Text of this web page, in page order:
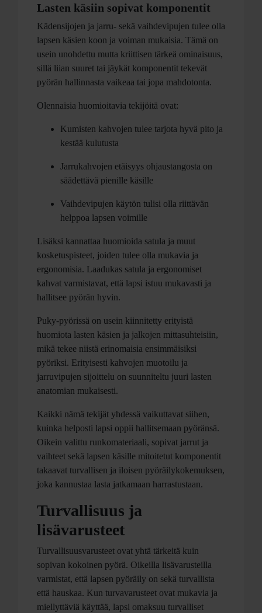
Lasten käsiin sopivat komponentit
Kädensijojen ja jarru- sekä vaihdevipujen tulee olla
lapsen käsien koon ja voiman mukaisia. Tämä on
usein unohdettu mutta kriittisen tärkeä ominaisuus,
sillä liian suuret tai jäykät komponentit tekevät
pyörän hallinnasta vaikeaa tai jopa mahdotonta.
Olennaisia huomioitavia tekijöitä ovat:
Kumisten kahvojen tulee tarjota hyvä pito ja
kestää kulutusta
Jarrukahvojen etäisyys ohjaustangosta on
säädettävä pienille käsille
Vaihdevipujen käytön tulisi olla riittävän
helppoa lapsen voimille
Lisäksi kannattaa huomioida satula ja muut
kosketuspisteet, joiden tulee olla mukavia ja
ergonomisia. Laadukas satula ja ergonomiset
kahvat varmistavat, että lapsi istuu mukavasti ja
hallitsee pyörän hyvin.
Puky-pyörissä on usein kiinnitetty erityistä
huomiota lasten käsien ja jalkojen mittasuhteisiin,
mikä tekee niistä erinomaisia ensimmäisiksi
pyöriksi. Erityisesti kahvojen muotoilu ja
jarruvipujen sijoittelu on suunniteltu juuri lasten
anatomian mukaisesti.
Kaikki nämä tekijät yhdessä vaikuttavat siihen,
kuinka helposti lapsi oppii hallitsemaan pyöränsä.
Oikein valittu runkomateriaali, sopivat jarrut ja
vaihteet sekä lapsen käsille mitoitetut komponentit
takaavat turvallisen ja iloisen pyöräilykokemuksen,
joka kannustaa lasta jatkamaan harrastustaan.
Turvallisuus ja
lisävarusteet
Turvallisuusvarusteet ovat yhtä tärkeitä kuin
sopivan kokoinen pyörä. Oikeilla lisävarusteilla
varmistat, että lapsen pyöräily on sekä turvallista
että hauskaa. Kun turvavarusteet ovat mukavia ja
miellyttäviä käyttää, lapsi omaksuu turvalliset